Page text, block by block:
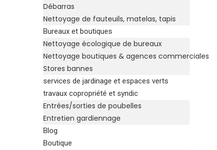
Débarras
Nettoyage de fauteuils, matelas, tapis
Bureaux et boutiques
Nettoyage écologique de bureaux
Nettoyage boutiques & agences commerciales
Stores bannes
services de jardinage et espaces verts
travaux copropriété et syndic
Entrées/sorties de poubelles
Entretien gardiennage
Blog
Boutique